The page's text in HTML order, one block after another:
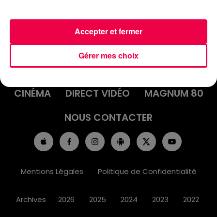
ACCUEIL INFOS
EMISSIONS
AGENDA
JEUX
PODCASTS
CINÉMA
DIRECT VIDÉO
MAGNUM 80
NOUS CONTACTER
Mentions Légales Politique de Confidentialité
Archives 2026 2025 2024 2023 2022
Gérer mes choix
Accepter et fermer